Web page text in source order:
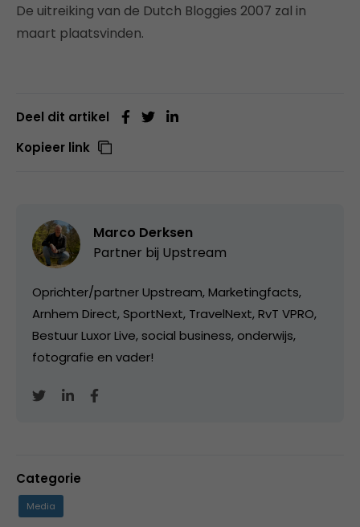
De uitreiking van de Dutch Bloggies 2007 zal in
maart plaatsvinden.
Deel dit artikel
Kopieer link
Marco Derksen
Partner bij Upstream
Oprichter/partner Upstream, Marketingfacts,
Arnhem Direct, SportNext, TravelNext, RvT VPRO,
Bestuur Luxor Live, social business, onderwijs,
fotografie en vader!
Categorie
Media